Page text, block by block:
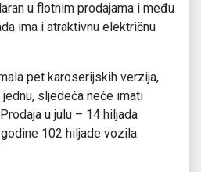
u flotnim prodajama i među
ima i atraktivnu električnu
pet karoserijskih verzija,
sljedeća neće imati
u julu – 14 hiljada
102 hiljade vozila.